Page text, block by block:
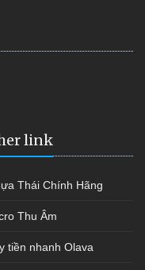
link
Thái Chính Hãng
Thu Âm
tiền nhanh Olava